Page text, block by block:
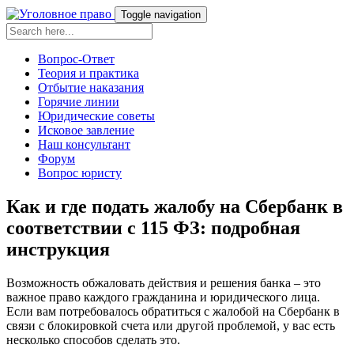
Toggle navigation
Вопрос-Ответ
Теория и практика
Отбытие наказания
Горячие линии
Юридические советы
Исковое завление
Наш консультант
Форум
Вопрос юристу
Как и где подать жалобу на Сбербанк в
соответствии с 115 ФЗ: подробная
инструкция
Возможность обжаловать действия и решения банка – это
важное право каждого гражданина и юридического лица.
Если вам потребовалось обратиться с жалобой на Сбербанк в
связи с блокировкой счета или другой проблемой, у вас есть
несколько способов сделать это.